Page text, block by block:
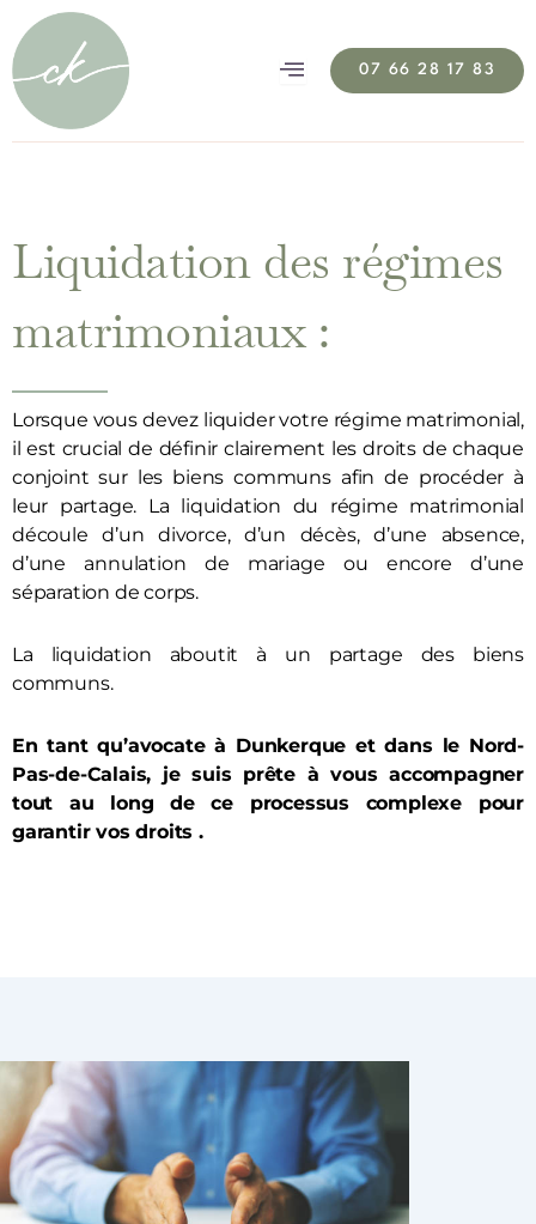
07 66 28 17 83
Liquidation des régimes
matrimoniaux :
Lorsque vous devez liquider votre régime matrimonial,
il est crucial de définir clairement les droits de chaque
conjoint sur les biens communs afin de procéder à
leur partage. La liquidation du régime matrimonial
découle d’un divorce, d’un décès, d’une absence,
d’une annulation de mariage ou encore d’une
séparation de corps.
La liquidation aboutit à un partage des biens
communs.
En tant qu’avocate à Dunkerque et dans le Nord-
Pas-de-Calais, je suis prête à vous accompagner
tout au long de ce processus complexe pour
garantir vos droits .